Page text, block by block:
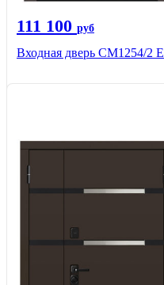
111 100 руб
Входная дверь СМ1254/2 E